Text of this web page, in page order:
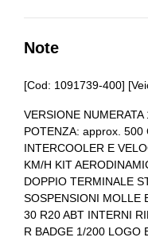
Cielo
Freni a disco
Freno di stazionamento
Impianto audio con
Indicatore cambio marcia
Antifurto
Bracciolo anteriore
Bulloni antifurto
Cerchi in lega da 19
Note
[Cod: 1091739-400]
VERSIONE
POTENZA: approx. 500
INTERCOOLER E
KM/H KIT
DOPPIO TERMINALE
SOSPENSIONI MOLLE
30 R20 ABT INTERNI
R BADGE 1/200 LOGO